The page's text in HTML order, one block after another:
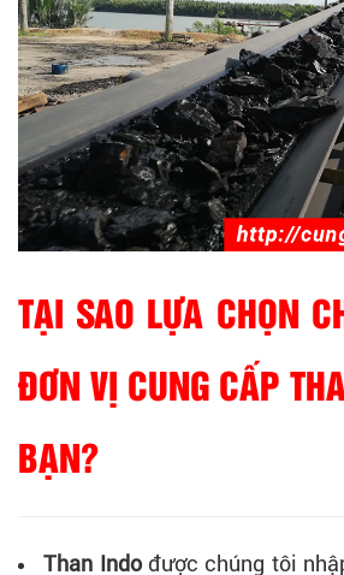
TẠI SAO LỰA CHỌN
ĐƠN VỊ CUNG CẤP
BẠN?
Than Indođược chúng tôi